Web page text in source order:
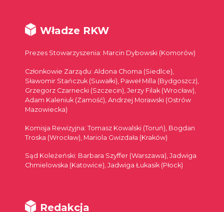
Władze RKW
Prezes Stowarzyszenia: Marcin Dybowski (Komorów)
Członkowie Zarządu: Aldona Choma (Siedlce),
Sławomir Stańczuk (Suwałki), Paweł Milla (Bydgoszcz),
Grzegorz Czarnecki (Szczecin), Jerzy Filak (Wrocław),
Adam Kaleniuk (Zamość), Andrzej Morawski (Ostrów
Mazowiecka)
Komisja Rewizyjna: Tomasz Kowalski (Toruń), Bogdan
Troska (Wrocław), Mariola Gwizdała (Kraków)
Sąd Koleżeński: Barbara Szyffer (Warszawa), Jadwiga
Chmielowska (Katowice), Jadwiga Łukasik (Płock)
Redakcja